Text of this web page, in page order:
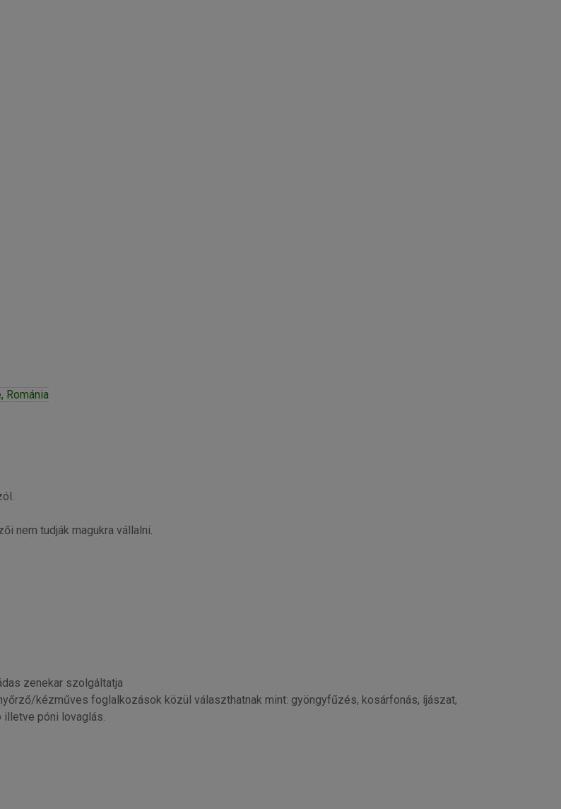
Románia
nem tudják magukra vállalni.
zenekar szolgáltatja
kézműves foglalkozások közül választhatnak mint: gyöngyfűzés, kosárfonás, íjászat,
póni lovaglás.